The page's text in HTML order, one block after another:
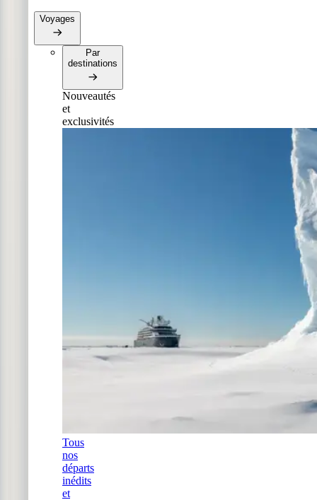
Voyages
Par
destinations
Nouveautés
et
exclusivités
Tous
nos
départs
inédits
et